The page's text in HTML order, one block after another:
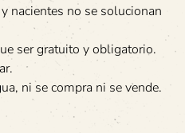
nacientes no se solucionan
ser gratuito y obligatorio.
ni se compra ni se vende.